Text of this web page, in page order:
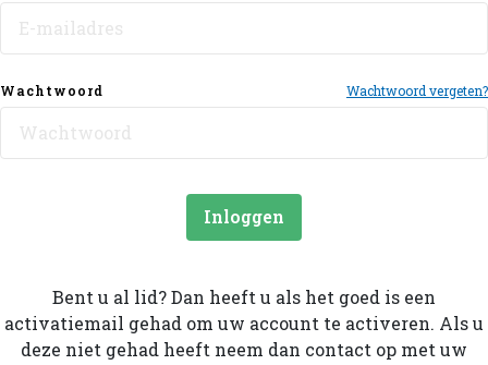
Wachtwoord Wachtwoord vergeten?
Inloggen
Bent u al lid? Dan heeft u als het goed is een
activatiemail gehad om uw account te activeren. Als u
deze niet gehad heeft neem dan contact op met uw